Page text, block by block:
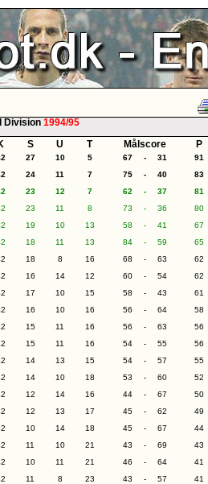
Division 1994/95
S U T Målscore P
27 10 5 67 - 31
91
24 11 7 75 - 40
83
23 12 7 62 - 37
81
23 11 8 73 - 36
80
19 10 13 58 - 41
67
18 11 13 84 - 59
65
18 8 16 68 - 63
62
16 14 12 60 - 54
62
17 10 15 58 - 43
61
16 10 16 56 - 64
58
15 11 16 56 - 63
56
15 11 16 54 - 55
56
14 13 15 54 - 57
55
14 10 18 53 - 60
52
12 14 16 44 - 67
50
12 13 17 45 - 62
49
10 14 18 45 - 67
44
11 10 21 43 - 69
43
10 11 21 46 - 64
41
11 8 23 43 - 57
41